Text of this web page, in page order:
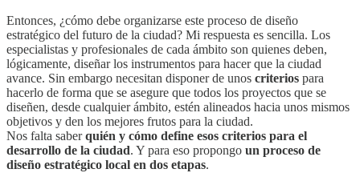
Entonces, ¿cómo debe organizarse este proceso de diseño
estratégico del futuro de la ciudad? Mi respuesta es sencilla. Los
especialistas y profesionales de cada ámbito son quienes deben,
lógicamente, diseñar los instrumentos para hacer que la ciudad
avance. Sin embargo necesitan disponer de unos criterios para
hacerlo de forma que se asegure que todos los proyectos que se
diseñen, desde cualquier ámbito, estén alineados hacia unos mismos
objetivos y den los mejores frutos para la ciudad.
Nos falta saberquién y cómo define esos criterios para el
desarrollo de la ciudad. Y para eso propongo un proceso de
diseño estratégico local en dos etapas.